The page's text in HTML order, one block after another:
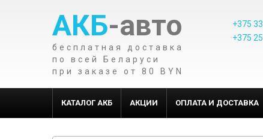
АКБ-авто
бесплатная доставка
по всей Беларуси
при заказе от 80 BYN
+375 33
+375 25
КАТАЛОГ АКБ АКЦИИ ОПЛАТА И ДОСТАВКА